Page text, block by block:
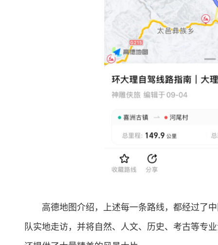
高德地图介绍，上述每一条路线，都经过了中
队实地走访，并将自然、人文、历史、考古等专